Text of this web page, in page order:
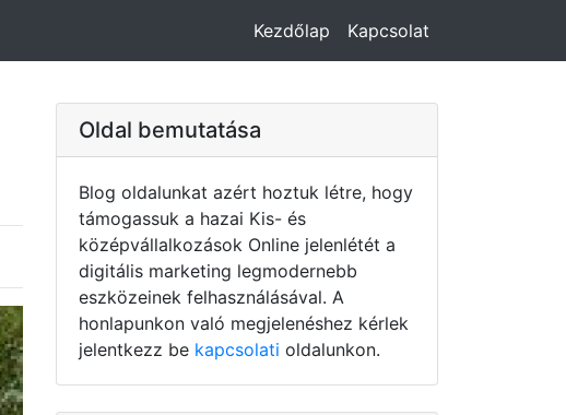
Kezdőlap Kapcsolat
Oldal bemutatása
Blog oldalunkat azért hoztuk létre, hogy
támogassuk a hazai Kis- és
középvállalkozások Online jelenlétét a
digitális marketing legmodernebb
eszközeinek felhasználásával. A
honlapunkon való megjelenéshez kérlek
jelentkezz be kapcsolati oldalunkon.